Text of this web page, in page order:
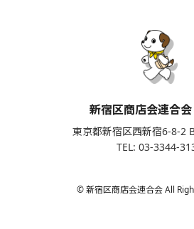
新宿区商店会連合
東京都新宿区西新宿6-8-2
TEL: 03-3344-
© 新宿区商店会連合会 All